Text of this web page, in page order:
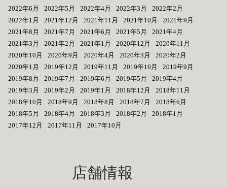
2022年6月
2022年5月 2022年4月 2022年3月
2022年2月
2022年1月
2021年12月 2021年11月 2021年10月
2021年9月
2021年8月
2021年7月 2021年6月 2021年5月
2021年4月
2021年3月
2021年2月 2021年1月 2020年12月
2020年11月
2020年10月
2020年9月 2020年4月 2020年3月
2020年2月
2020年1月
2019年12月 2019年11月 2019年10月
2019年9月
2019年8月
2019年7月 2019年6月 2019年5月
2019年4月
2019年3月
2019年2月 2019年1月 2018年12月
2018年11月
2018年10月
2018年9月 2018年8月 2018年7月
2018年6月
2018年5月
2018年4月 2018年3月 2018年2月
2018年1月
2017年12月
2017年11月 2017年10月
店舗情報